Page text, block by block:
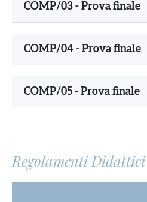
COMP/03 - Prova finale
COMP/04 - Prova finale
COMP/05 - Prova finale
Regolamenti Didattici